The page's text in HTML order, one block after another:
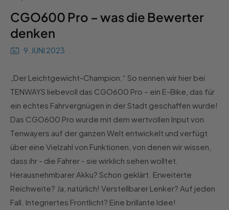
CGO600 Pro – was die Bewerter
denken
9. JUNI 2023
„Der Leichtgewicht-Champion.“ So nennen wir hier bei
TENWAYS liebevoll das CGO600 Pro – ein E-Bike, das für
ein echtes Fahrvergnügen in der Stadt geschaffen wurde!
Das CGO600 Pro wurde mit dem wertvollen Input von
Tenwayers auf der ganzen Welt entwickelt und verfügt
über eine Vielzahl von Funktionen, von denen wir wissen,
dass ihr - die Fahrer - sie wirklich sehen wolltet.
Herausnehmbarer Akku? Schon geklärt. Erweiterte
Reichweite? Ja, natürlich! Verstellbarer Lenker? Auf jeden
Fall. Integriertes Frontlicht? Eine brillante Idee!